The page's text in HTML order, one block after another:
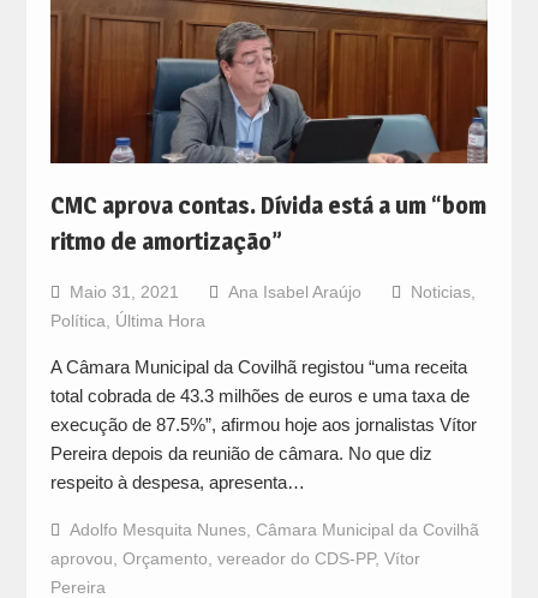
CMC aprova contas. Dívida está a um “bom
ritmo de amortização”
Maio 31, 2021 Ana Isabel Araújo Noticias,
Política
Última Hora
A Câmara Municipal da Covilhã registou “uma receita
total cobrada de 43.3 milhões de euros e uma taxa de
execução de 87.5%”, afirmou hoje aos jornalistas Vítor
Pereira depois da reunião de câmara. No que diz
respeito à despesa, apresenta…
Adolfo Mesquita Nunes, Câmara Municipal da Covilhã
aprovou Orçamento vereador do CDS-PP, Vítor
Pereira